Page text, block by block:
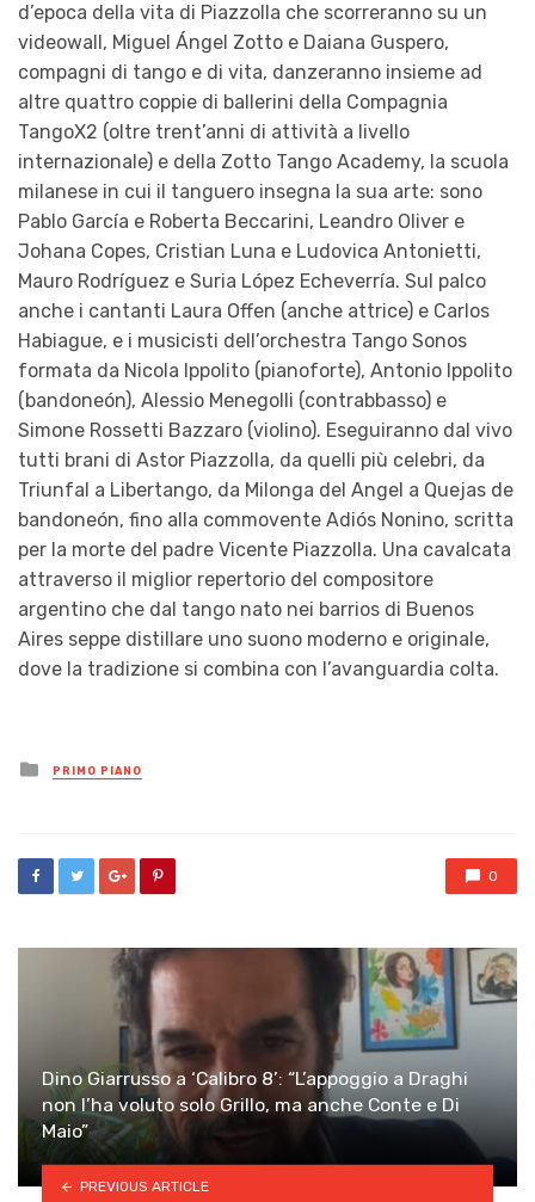
d’epoca della vita di Piazzolla che scorreranno su un
videowall, Miguel Ángel Zotto e Daiana Guspero,
compagni di tango e di vita, danzeranno insieme ad
altre quattro coppie di ballerini della Compagnia
TangoX2 (oltre trent’anni di attività a livello
internazionale) e della Zotto Tango Academy, la scuola
milanese in cui il tanguero insegna la sua arte: sono
Pablo García e Roberta Beccarini, Leandro Oliver e
Johana Copes, Cristian Luna e Ludovica Antonietti,
Mauro Rodríguez e Suria López Echeverría. Sul palco
anche i cantanti Laura Offen (anche attrice) e Carlos
Habiague, e i musicisti dell’orchestra Tango Sonos
formata da Nicola Ippolito (pianoforte), Antonio Ippolito
(bandoneón), Alessio Menegolli (contrabbasso) e
Simone Rossetti Bazzaro (violino). Eseguiranno dal vivo
tutti brani di Astor Piazzolla, da quelli più celebri, da
Triunfal a Libertango, da Milonga del Angel a Quejas de
bandoneón, fino alla commovente Adiós Nonino, scritta
per la morte del padre Vicente Piazzolla. Una cavalcata
attraverso il miglior repertorio del compositore
argentino che dal tango nato nei barrios di Buenos
Aires seppe distillare uno suono moderno e originale,
dove la tradizione si combina con l’avanguardia colta.
Posted
in
PRIMO PIANO
0
Dino Giarrusso a ‘Calibro 8’: “L’appoggio a Draghi
non l’ha voluto solo Grillo, ma anche Conte e Di
Maio”
PREVIOUS ARTICLE